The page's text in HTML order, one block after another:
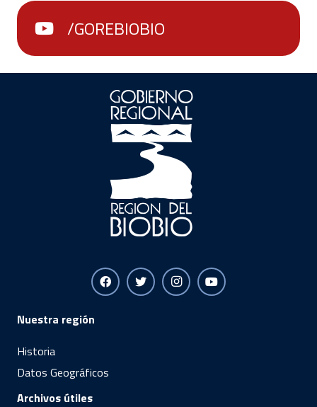
/GOREBIOBIO
Nuestra región
Historia
Datos Geográficos
Archivos útiles